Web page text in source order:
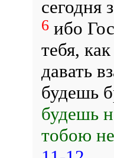
сегодня
6ибо
тебя,
давать
будешь
будешь
тобою